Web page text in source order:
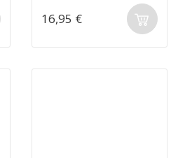
16,95 €